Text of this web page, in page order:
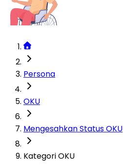
Persona
OKU
Mengesahkan Status OKU
Kategori OKU